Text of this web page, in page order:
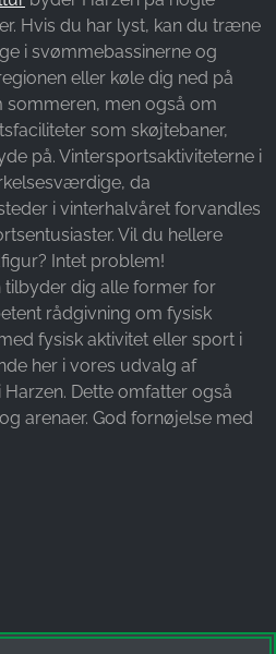
Hvis du har lyst, kan du træne
i svømmebassinerne og
eller køle dig ned på
sommeren, men også om
som skøjtebaner,
på. Vintersportsaktiviteterne i
da
i vinterhalvåret forvandles
Vil du hellere
Intet problem!
tilbyder dig alle former for
rådgivning om fysisk
fysisk aktivitet eller sport i
her i vores udvalg af
Dette omfatter også
arenaer. God fornøjelse med
markedsføring
oplysninger anonymt.
os med at forstå,
bruger vores